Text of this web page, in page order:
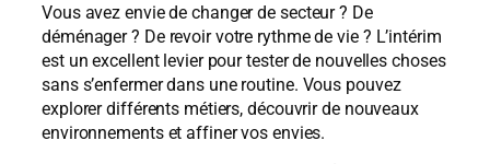
Vous avez envie de changer de secteur ? De
déménager ? De revoir votre rythme de vie ? L’intérim
est un excellent levier pour tester de nouvelles choses
sans s’enfermer dans une routine. Vous pouvez
explorer différents métiers, découvrir de nouveaux
environnements et affiner vos envies.